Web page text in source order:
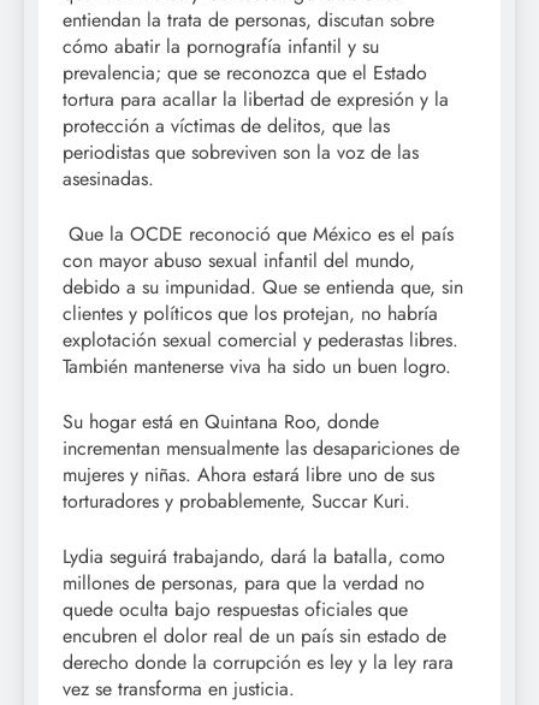
entiendan la trata de personas, discutan sobre
cómo abatir la pornografía infantil y su
prevalencia; que se reconozca que el Estado
tortura para acallar la libertad de expresión y la
protección a víctimas de delitos, que las
periodistas que sobreviven son la voz de las
asesinadas.
Que la OCDE reconoció que México es el país
con mayor abuso sexual infantil del mundo,
debido a su impunidad. Que se entienda que, sin
clientes y políticos que los protejan, no habría
explotación sexual comercial y pederastas libres.
También mantenerse viva ha sido un buen logro.
Su hogar está en Quintana Roo, donde
incrementan mensualmente las desapariciones de
mujeres y niñas. Ahora estará libre uno de sus
torturadores y probablemente, Succar Kuri.
Lydia seguirá trabajando, dará la batalla, como
millones de personas, para que la verdad no
quede oculta bajo respuestas oficiales que
encubren el dolor real de un país sin estado de
derecho donde la corrupción es ley y la ley rara
vez se transforma en justicia.